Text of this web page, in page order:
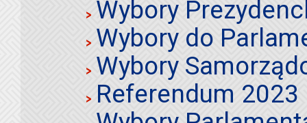
Wybory
Wybory do
Wybory
Referendum 2023